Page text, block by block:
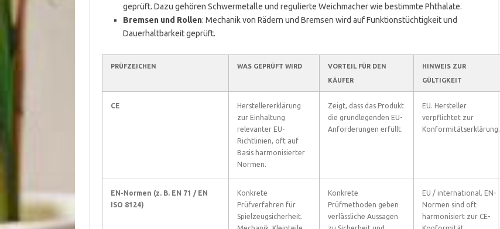
geprüft. Dazu gehören Schwermetalle und regulierte Weichmacher wie bestimmte Phthalate.
Bremsen und Rollen: Mechanik von Rädern und Bremsen wird auf Funktionstüchtigkeit und
Dauerhaltbarkeit geprüft.
PRÜFZEICHEN WAS GEPRÜFT WIRD
VORTEIL FÜR DEN
KÄUFER
HINWEIS ZUR
GÜLTIGKEIT
CE
Herstellererklärung
zur Einhaltung
relevanter EU-
Richtlinien, oft auf
Basis harmonisierter
Normen.
Zeigt, dass das Produkt
die grundlegenden EU-
Anforderungen erfüllt.
EU. Hersteller
verpflichtet zur
Konformitätserklärung.
EN-Normen (z. B. EN 71 / EN
ISO 8124)
Konkrete
Prüfverfahren für
Spielzeugsicherheit.
Konkrete
Prüfmethoden geben
verlässliche Aussagen
EU / international. EN-
Normen sind oft
harmonisiert zur CE-